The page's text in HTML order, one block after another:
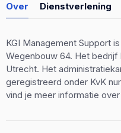
Over Dienstverlening
KGI Management Support
Wegenbouw 64. Het
Utrecht. Het
geregistreerd onder KvK
vind je meer informatie